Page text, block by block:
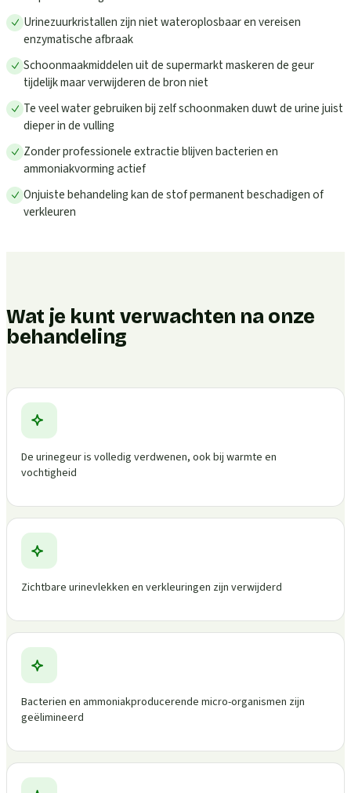
Urinezuurkristallen zijn niet wateroplosbaar en vereisen
enzymatische afbraak
Schoonmaakmiddelen uit de supermarkt maskeren de geur
tijdelijk maar verwijderen de bron niet
Te veel water gebruiken bij zelf schoonmaken duwt de urine juist
dieper in de vulling
Zonder professionele extractie blijven bacterien en
ammoniakvorming actief
Onjuiste behandeling kan de stof permanent beschadigen of
verkleuren
Wat je kunt verwachten na onze
behandeling
De urinegeur is volledig verdwenen, ook bij warmte en
vochtigheid
Zichtbare urinevlekken en verkleuringen zijn verwijderd
Bacterien en ammoniakproducerende micro-organismen zijn
geëlimineerd